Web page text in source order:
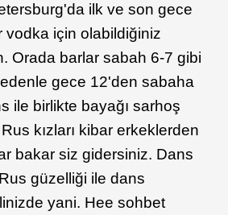
ilk ve son gece
vodka için olabildiğiniz
Orada barlar sabah 6-7 gibi
gece 12'den sabaha
ile birlikte bayağı sarhoş
kızları kibar erkeklerden
bakar siz gidersiniz. Dans
güzelliği ile dans
yani. Hee sohbet